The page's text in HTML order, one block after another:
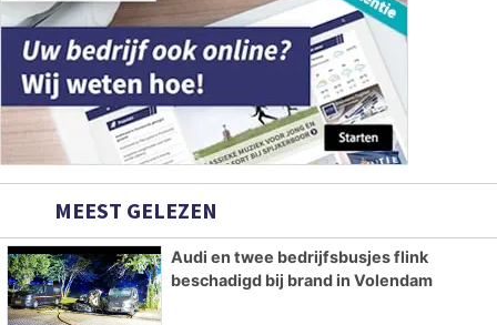
MEEST GELEZEN
Audi en twee bedrijfsbusjes flink
beschadigd bij brand in Volendam